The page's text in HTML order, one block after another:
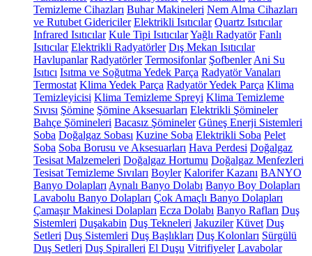
Temizleme Cihazları Buhar Makineleri Nem Alma Cihazları
ve Rutubet Gidericiler Elektrikli Isıtıcılar Quartz Isıtıcılar
Infrared Isıtıcılar Kule Tipi IsıtıcılarYağlı Radyatör Fanlı
Isıtıcılar Elektrikli Radyatörler Dış Mekan Isıtıcılar
Havlupanlar Radyatörler Termosifonlar Şofbenler Ani Su
Isıtıcı Isıtma ve Soğutma Yedek Parça Radyatör Vanaları
Termostat Klima Yedek Parça Radyatör Yedek Parça Klima
Temizleyicisi Klima Temizleme Spreyi Klima Temizleme
Sıvısı Şömine Şömine Aksesuarları Elektrikli Şömineler
Bahçe Şömineleri Bacasız Şömineler Güneş Enerji Sistemleri
Soba Doğalgaz Sobası Kuzine Soba Elektrikli Soba Pelet
Soba Soba Borusu ve Aksesuarları Hava Perdesi Doğalgaz
Tesisat Malzemeleri Doğalgaz Hortumu Doğalgaz Menfezleri
Tesisat Temizleme Sıvıları Boyler Kalorifer Kazanı BANYO
Banyo Dolapları Aynalı Banyo Dolabı Banyo Boy Dolapları
Lavabolu Banyo Dolapları Çok Amaçlı Banyo Dolapları
Çamaşır Makinesi Dolapları Ecza Dolabı Banyo Rafları Duş
Sistemleri Duşakabin Duş Tekneleri Jakuziler Küvet Duş
Setleri Duş Sistemleri Duş Başlıkları Duş Kolonları Sürgülü
Duş Setleri Duş Spiralleri El Duşu Vitrifiyeler Lavabolar